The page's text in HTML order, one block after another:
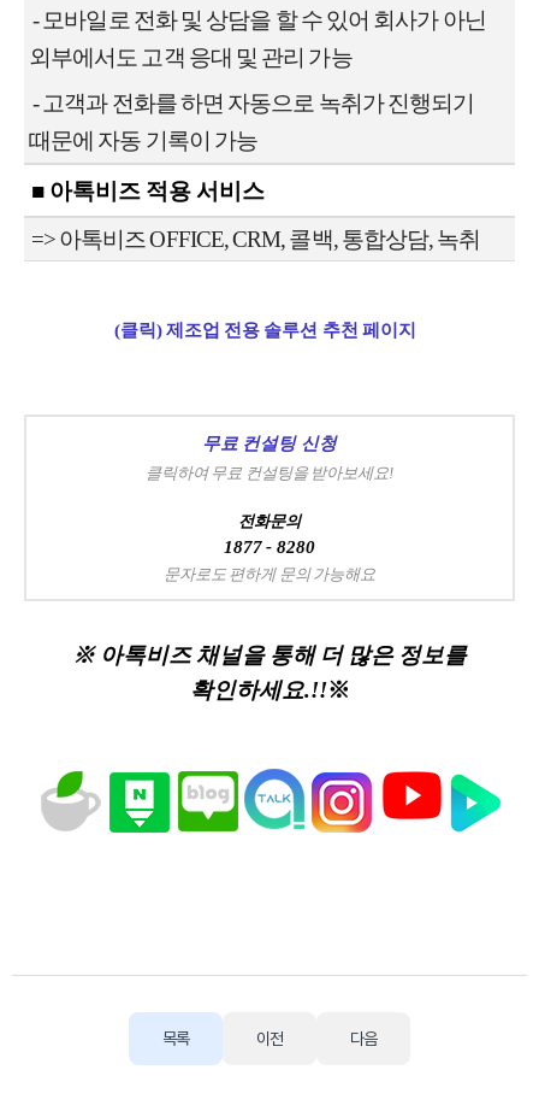
- 모바일로 전화 및 상담을 할 수 있어 회사가 아닌
외부에서도 고객 응대 및 관리 가능
- 고객과 전화를 하면 자동으로 녹취가 진행되기
때문에 자동 기록이 가능
■ 아톡비즈 적용 서비스
=> 아톡비즈 OFFICE, CRM, 콜백, 통합상담, 녹취
(클릭) 제조업 전용 솔루션 추천 페이지
무료 컨설팅 신청
클릭하여 무료 컨설팅을 받아보세요!
전화문의
1877 - 8280
문자로도 편하게 문의 가능해요
※ 아톡비즈 채널을 통해 더 많은 정보를
확인하세요.!!※
목록 이전 다음